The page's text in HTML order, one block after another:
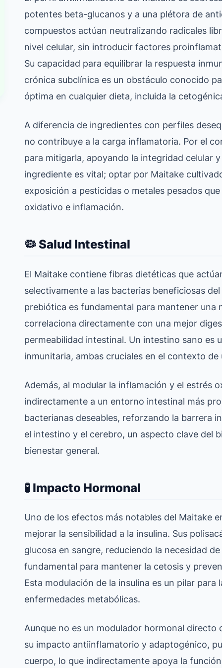
potentes beta-glucanos y a una plétora de
compuestos actúan neutralizando radicales
nivel celular, sin introducir factores
Su capacidad para equilibrar la respuesta
crónica subclínica es un obstáculo conocido
óptima en cualquier dieta, incluida la
A diferencia de ingredientes con perfiles
no contribuye a la carga inflamatoria. Por el
para mitigarla, apoyando la integridad celular
ingrediente es vital; optar por Maitake
exposición a pesticidas o metales pesados
oxidativo e inflamación.
🦠 Salud Intestinal
El Maitake contiene fibras dietéticas que
selectivamente a las bacterias beneficiosas
prebiótica es fundamental para mantener una
correlaciona directamente con una mejor
permeabilidad intestinal. Un intestino sano es
inmunitaria, ambas cruciales en el contexto
Además, al modular la inflamación y el estrés
indirectamente a un entorno intestinal más
bacterianas deseables, reforzando la barrera
el intestino y el cerebro, un aspecto clave del
bienestar general.
🧪 Impacto Hormonal
Uno de los efectos más notables del Maitake
mejorar la sensibilidad a la insulina. Sus
glucosa en sangre, reduciendo la necesidad
fundamental para mantener la cetosis y
Esta modulación de la insulina es un pilar
enfermedades metabólicas.
Aunque no es un modulador hormonal directo
su impacto antiinflamatorio y adaptogénico,
cuerpo, lo que indirectamente apoya la